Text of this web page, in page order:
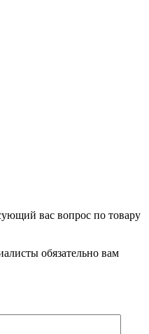
вас вопрос по товару
обязательно вам